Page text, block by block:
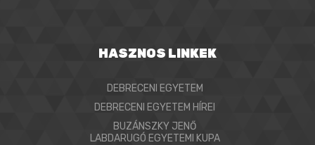
HASZNOS LINKEK
DEBRECENI EGYETEM
DEBRECENI EGYETEM HÍREI
BUZÁNSZKY JENŐ
LABDARUGÓ EGYETEMI KUPA